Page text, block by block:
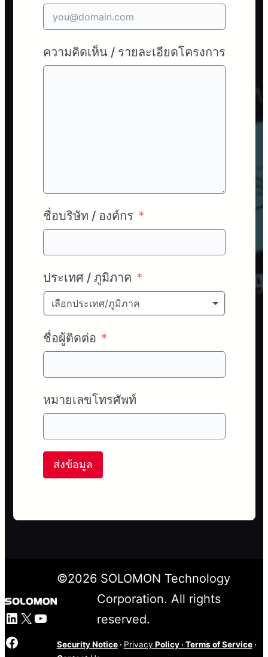
ความคิดเห็น / รายละเอียดโครงการ
ชื่อบริษัท / องค์กร
ประเทศ / ภูมิภาค
เลือกประเทศ/ภูมิภาค
ชื่อผู้ติดต่อ
หมายเลขโทรศัพท์
ส่งข้อมูล
LinkedIn
X YouTube
©2026SOLOMON Technology
Corporation. All rights
reserved.
Security Notice· Privacy Policy· Terms of Service·